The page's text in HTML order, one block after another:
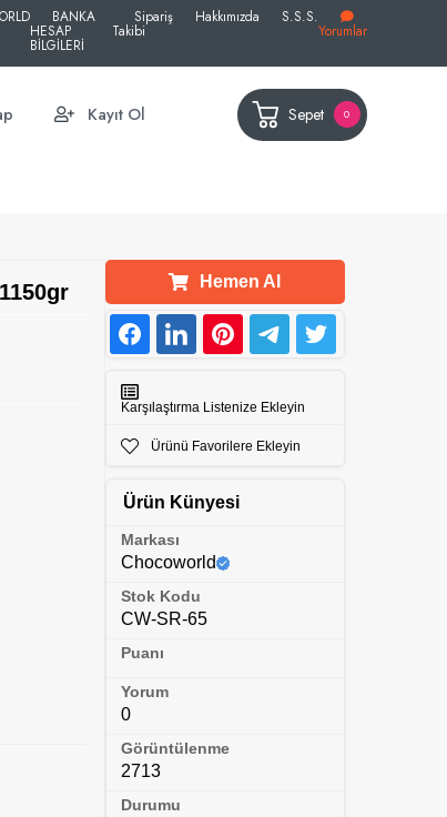
BANKA
HESAP
BİLGİLERİ
Sipariş
Takibi
Hakkımızda S.S.S.
Yorumlar
Kayıt Ol Sepet 0
Hemen Al
Karşılaştırma Listenize Ekleyin
Ürünü Favorilere Ekleyin
Ürün Künyesi
Markası
Chocoworld
Stok Kodu
CW-SR-65
Puanı
Yorum
0
Görüntülenme
2713
Durumu